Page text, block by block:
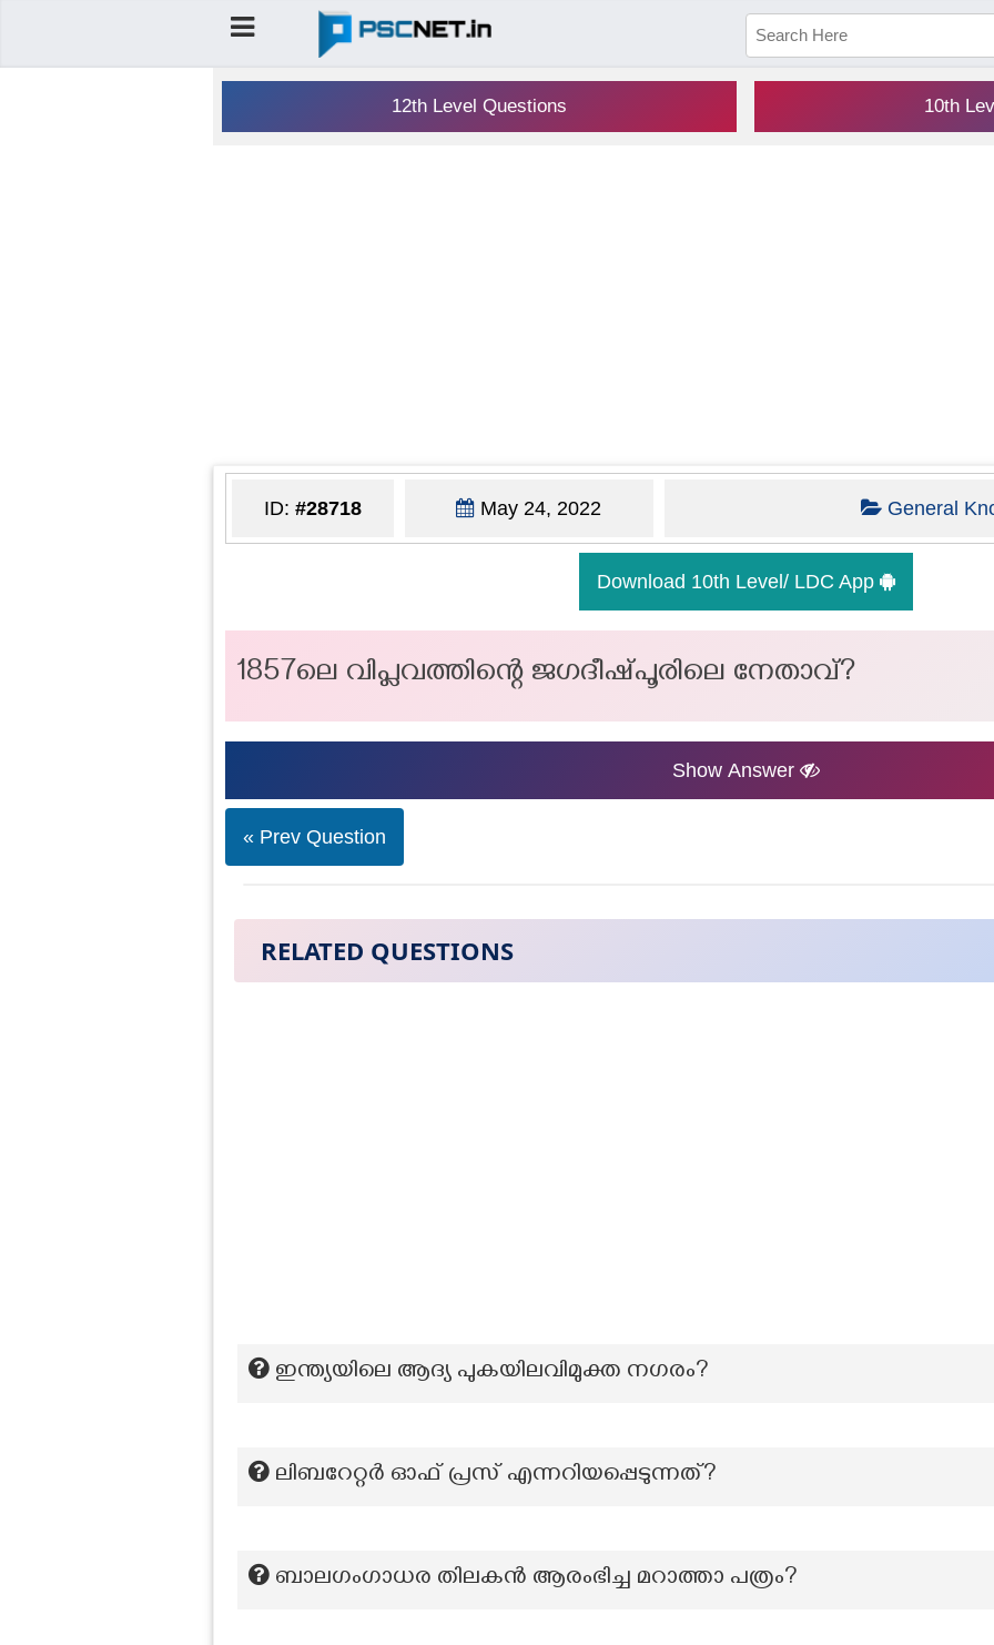
12th Level Questions 10th
ID: #28718 May 24, 2022 General
Download 10th Level/ LDC App
1857ലെ വിപ്ലവത്തിന്റെ ജഗദീഷ്പൂരിലെ നേതാവ്?
Show Answer
« Prev Question
RELATED QUESTIONS
ഇന്ത്യയിലെ ആദ്യ പുകയിലവിമുക്ത നഗരം?
ലിബറേറ്റർ ഓഫ് പ്രസ് എന്നറിയപ്പെടുന്നത്?
ബാലഗംഗാധര തിലകൻ ആരംഭിച്ച മറാത്താ പത്രം?